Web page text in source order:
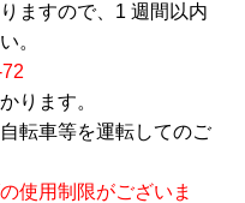
ますので、1 週間以内
。
ります。
転車等を運転してのご
使用制限がございま